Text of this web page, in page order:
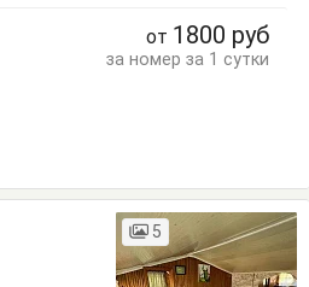
от 1800 руб
за номер за 1 сутки
5